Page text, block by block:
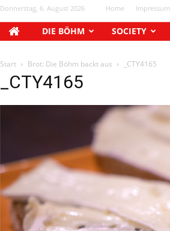
Donnerstag, 6. August 2026 Home Impressum
DIE BÖHM SOCIETY
Start Brot: Die Böhm backt aus _CTY4165
_CTY4165